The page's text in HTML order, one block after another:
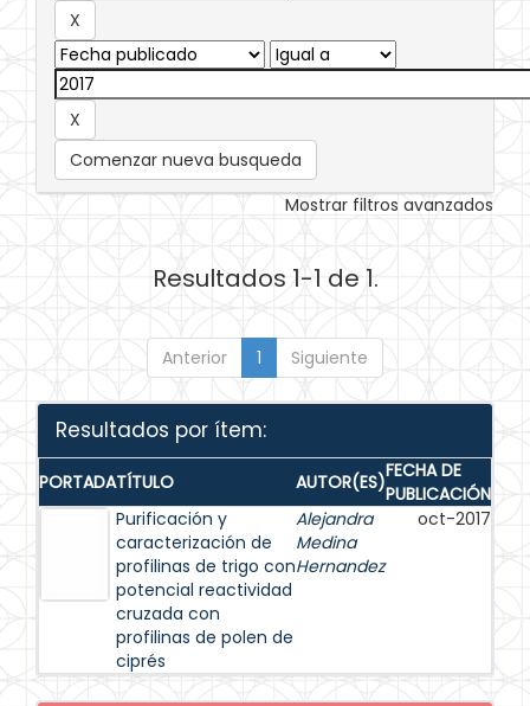
Comenzar nueva busqueda
Mostrar filtros avanzados
Resultados 1-1 de 1.
Anterior 1 Siguiente
Resultados por ítem:
PORTADATÍTULO AUTOR(ES)FECHA DE
PUBLICACIÓN
Purificación y
caracterización de
profilinas de trigo con
potencial reactividad
cruzada con
profilinas de polen de
ciprés
Alejandra
Medina
Hernandez
oct-2017